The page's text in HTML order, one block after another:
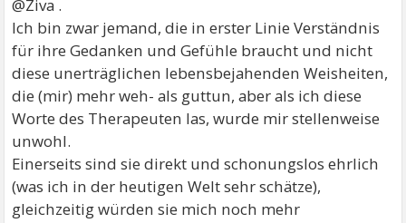
@Ziva .
Ich bin zwar jemand, die in erster Linie Verständnis
für ihre Gedanken und Gefühle braucht und nicht
diese unerträglichen lebensbejahenden Weisheiten,
die (mir) mehr weh- als guttun, aber als ich diese
Worte des Therapeuten las, wurde mir stellenweise
unwohl.
Einerseits sind sie direkt und schonungslos ehrlich
(was ich in der heutigen Welt sehr schätze),
gleichzeitig würden sie mich noch mehr